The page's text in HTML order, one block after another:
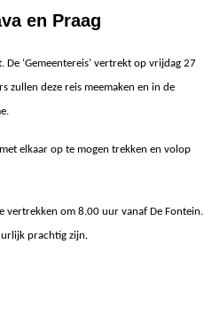
en Praag
De ‘Gemeentereis’ vertrekt op vrijdag 27
zullen deze reis meemaken en in de
elkaar op te mogen trekken en volop
vertrekken om 8.00 uur vanaf De Fontein.
prachtig zijn.